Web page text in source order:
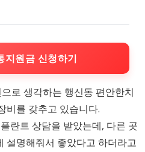
지원금 신청하기
로 생각하는 행신동 편안한치
비를 갖추고 있습니다.
란트 상담을 받았는데, 다른 곳
설명해줘서 좋았다고 하더라고